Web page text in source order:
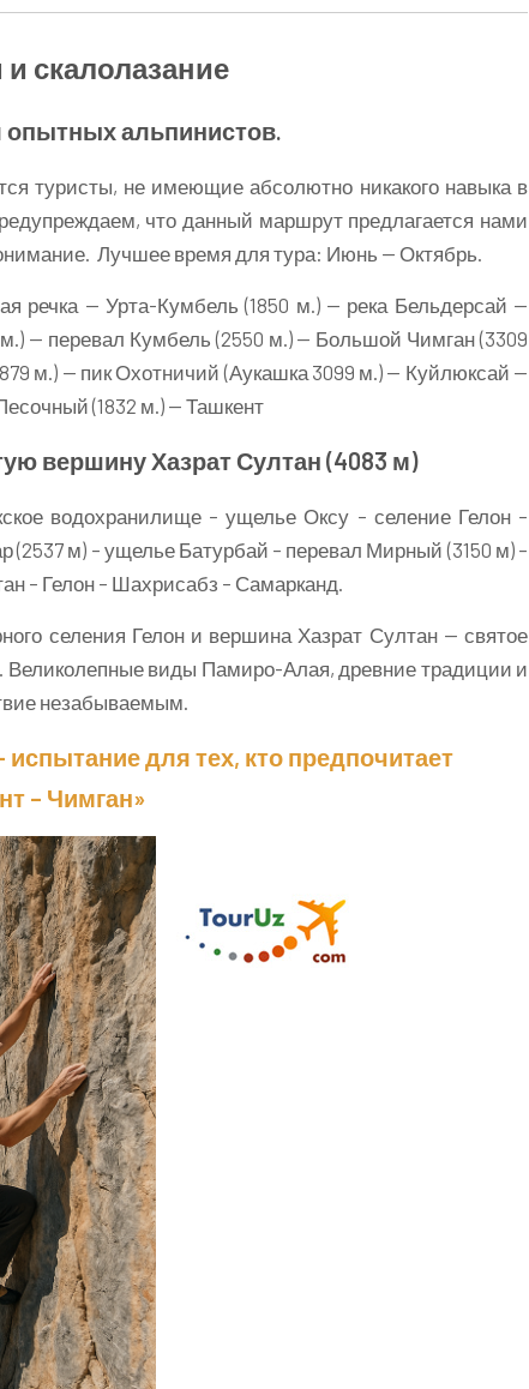
скалолазание
опытных альпинистов.
туристы, не имеющие абсолютно никакого навыка в
что данный маршрут предлагается нами
Лучшее время для тура: Июнь — Октябрь.
речка — Урта-Кумбель (1850 м.) — река Бельдерсай —
— перевал Кумбель (2550 м.) — Большой Чимган (3309
м.) — пик Охотничий (Аукашка 3099 м.) — Куйлюксай —
(1832 м.) — Ташкент
вершину Хазрат Султан (4083 м)
водохранилище – ущелье Оксу – селение Гелон –
(2537 м) – ущелье Батурбай – перевал Мирный (3150 м) –
– Гелон – Шахрисабз – Самарканд.
селения Гелон и вершина Хазрат Султан — святое
виды Памиро-Алая, древние традиции и
незабываемым.
для тех, кто предпочитает
– Чимган»